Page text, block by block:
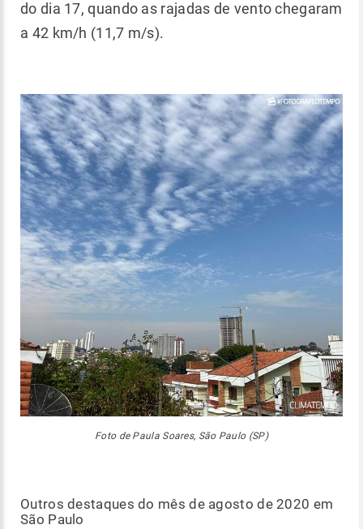
do dia 17, quando as rajadas de vento chegaram
a 42 km/h (11,7 m/s).
Foto de Paula Soares, São Paulo (SP)
Outros destaques do mês de agosto de 2020 em
São Paulo